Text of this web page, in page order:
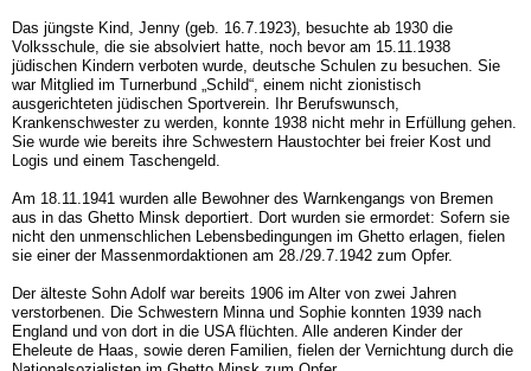
Das jüngste Kind, Jenny (geb. 16.7.1923), besuchte ab 1930 die
Volksschule, die sie absolviert hatte, noch bevor am 15.11.1938
jüdischen Kindern verboten wurde, deutsche Schulen zu besuchen. Sie
war Mitglied im Turnerbund „Schild“, einem nicht zionistisch
ausgerichteten jüdischen Sportverein. Ihr Berufswunsch,
Krankenschwester zu werden, konnte 1938 nicht mehr in Erfüllung gehen.
Sie wurde wie bereits ihre Schwestern Haustochter bei freier Kost und
Logis und einem Taschengeld.
Am 18.11.1941 wurden alle Bewohner des Warnkengangs von Bremen
aus in das Ghetto Minsk deportiert. Dort wurden sie ermordet: Sofern sie
nicht den unmenschlichen Lebensbedingungen im Ghetto erlagen, fielen
sie einer der Massenmordaktionen am 28./29.7.1942 zum Opfer.
Der älteste Sohn Adolf war bereits 1906 im Alter von zwei Jahren
verstorbenen. Die Schwestern Minna und Sophie konnten 1939 nach
England und von dort in die USA flüchten. Alle anderen Kinder der
Eheleute de Haas, sowie deren Familien, fielen der Vernichtung durch die